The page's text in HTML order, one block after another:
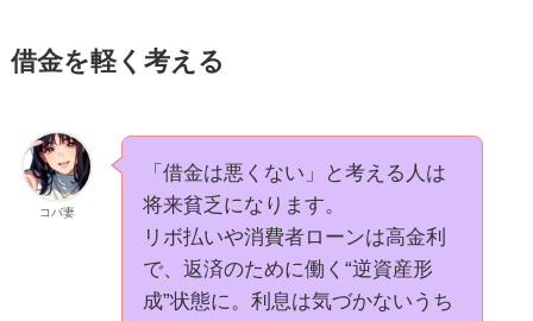
借金を軽く考える
コバ妻
「借金は悪くない」と考える人は
将来貧乏になります。
リボ払いや消費者ローンは高金利
で、返済のために働く“逆資産形
成”状態に。利息は気づかないうち